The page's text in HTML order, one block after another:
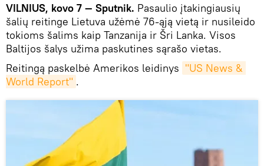
VILNIUS, kovo 7 — Sputnik. Pasaulio įtakingiausių
šalių reitinge Lietuva užėmė 76-ąją vietą ir nusileido
tokioms šalims kaip Tanzanija ir Šri Lanka. Visos
Baltijos šalys užima paskutines sąrašo vietas.
Reitingą paskelbė Amerikos leidinys "US News &
World Report" .